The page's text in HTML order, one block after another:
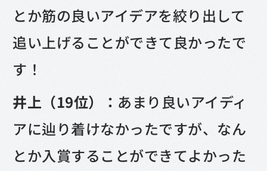
とか筋の良いアイデアを絞り出して
追い上げることができて良かったで
す！
井上（19位）： あまり良いアイディ
アに辿り着けなかったですが、なん
とか入賞することができてよかった